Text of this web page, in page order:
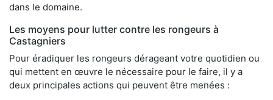
dans le domaine.
Les moyens pour lutter contre les rongeurs à
Castagniers
Pour éradiquer les rongeurs dérageant votre quotidien ou
qui mettent en œuvre le nécessaire pour le faire, il y a
deux principales actions qui peuvent être menées :